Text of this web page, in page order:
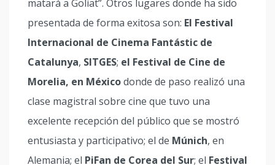
matará a Goliat”. Otros lugares donde ha sido
presentada de forma exitosa son: El Festival
Internacional de Cinema Fantástic de
Catalunya, SITGES; el Festival de Cine de
Morelia, en Méxicodonde de paso realizó una
clase magistral sobre cine que tuvo una
excelente recepción del público que se mostró
entusiasta y participativo; el de Múnich, en
Alemania; el PiFan de Corea del Sur; el Festival